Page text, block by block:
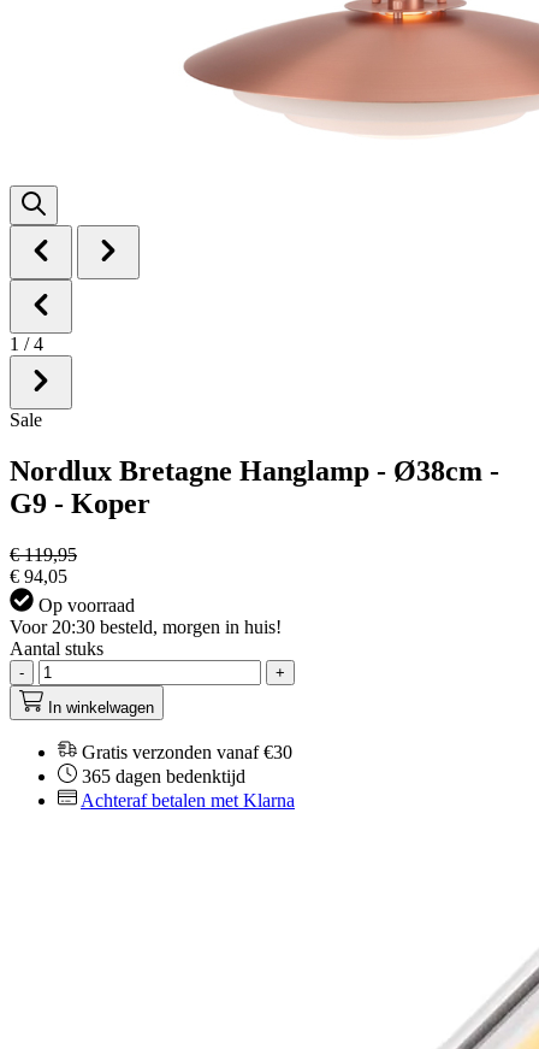
1 / 4
Sale
Nordlux Bretagne Hanglamp - Ø38cm -
G9 - Koper
€ 119,95
€ 94,05
Op voorraad
Voor 20:30 besteld, morgen in huis!
Aantal stuks
-
+
In winkelwagen
Gratis verzonden vanaf €30
365 dagen bedenktijd
Achteraf betalen met Klarna